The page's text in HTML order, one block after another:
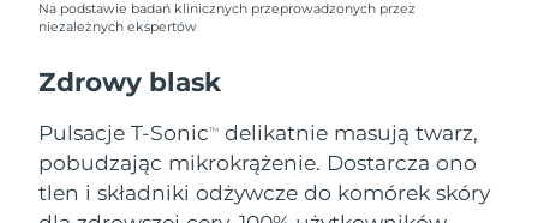
Na podstawie badań klinicznych przeprowadzonych przez
niezależnych ekspertów
Zdrowy blask
Pulsacje T-SonicTM
delikatnie masują twarz,
pobudzając mikrokrążenie. Dostarcza ono
tlen i składniki odżywcze do komórek skóry
Nowa Zelandia
Oczekiwany czas dostawy
8/9/26
Norwegia
Oczekiwany czas dostawy